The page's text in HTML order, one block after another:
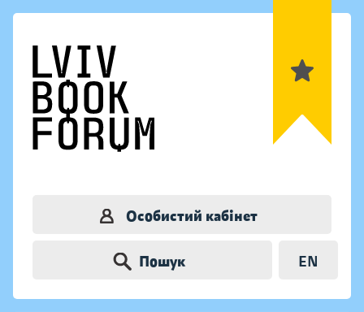
Особистий кабінет
Пошук EN